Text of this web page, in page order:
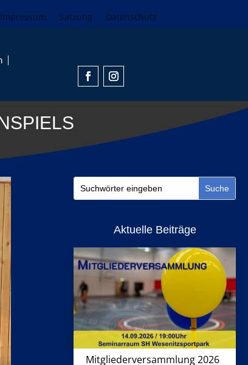
Impressum Satzung Datenschutz
Aktuelle Beiträge
Mitgliederversammlung 2026